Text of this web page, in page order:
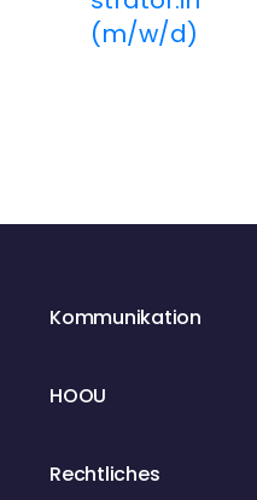
t
v
(m/w/d)
Kommunikation
HOOU
Rechtliches